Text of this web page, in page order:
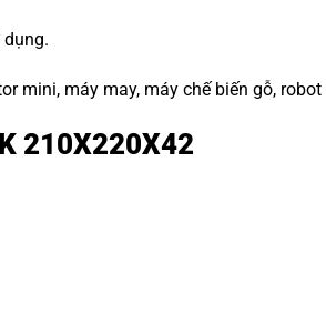
mini, máy may, máy chế biến gỗ,
210X220X42